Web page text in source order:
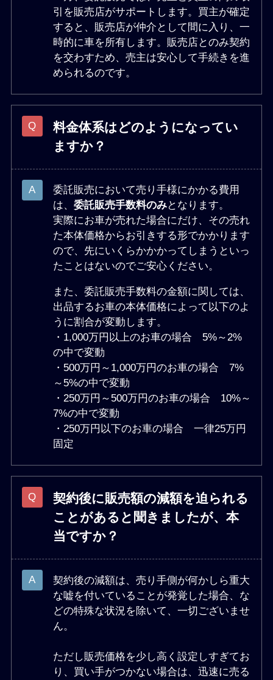
引を販売店がサポートします。買主が確定
すると、販売店が仲介として間に入り、一
時的に車を所有します。販売店とのみ契約
を交わすため、売主は安心して手続きを進
められるのです。
料金体系はどのようになってい
ますか？
委託販売において売り手様にかかる費用
は、 委託販売手数料のみとなります。
実際にお車が売れた場合にだけ、その売れ
た本体価格からお引きする形でかかります
ので、先にいくらかかかってしまうといっ
たことはないのでご安心ください。
また、委託販売手数料の金額に関しては、
出品するお車の本体価格によって以下のよ
うに割合が変動します。
・1,000万円以上のお車の場合 5%～2%
の中で変動
・500万円～1,000万円のお車の場合 7%
～5%の中で変動
・250万円～500万円のお車の場合 10%～
7%の中で変動
・250万円以下のお車の場合 一律25万円
固定
契約後に販売額の減額を迫られる
ことがあると聞きましたが、本
当ですか？
契約後の減額は、売り手側が何かしら重大
な嘘を付いていることが発覚した場合、な
どの特殊な状況を除いて、一切ございませ
ん。
ただし販売価格を少し高く設定しすぎてお
り、買い手がつかない場合は、迅速に売る